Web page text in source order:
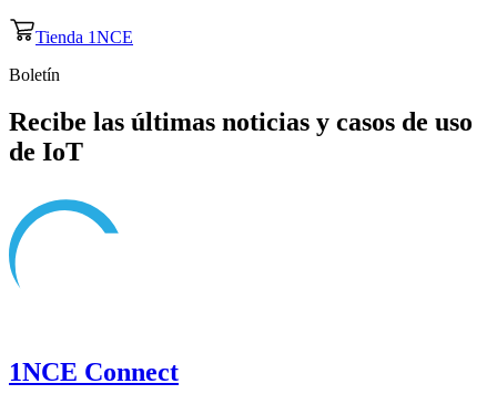
Tienda 1NCE
Boletín
Recibe las últimas noticias y casos de uso
de IoT
1NCE Connect